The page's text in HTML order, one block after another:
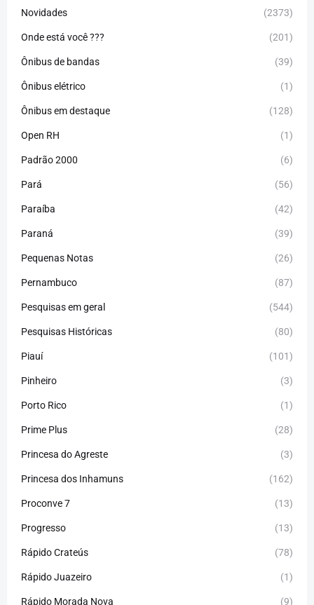
Novidades (2373)
Onde está você ??? (201)
Ônibus de bandas (39)
Ônibus elétrico (1)
Ônibus em destaque (128)
Open RH (1)
Padrão 2000 (6)
Pará (56)
Paraíba (42)
Paraná (39)
Pequenas Notas (26)
Pernambuco (87)
Pesquisas em geral (544)
Pesquisas Históricas (80)
Piauí (101)
Pinheiro (3)
Porto Rico (1)
Prime Plus (28)
Princesa do Agreste (3)
Princesa dos Inhamuns (162)
Proconve 7 (13)
Progresso (13)
Rápido Crateús (78)
Rápido Juazeiro (1)
Rápido Morada Nova (9)